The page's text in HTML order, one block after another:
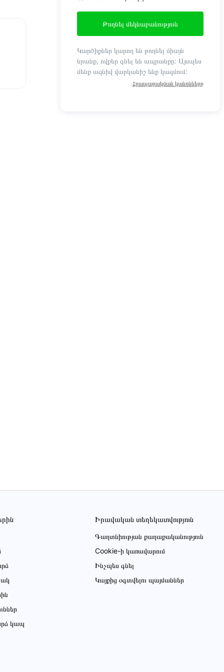
Թողնել մեկնաբանություն
Կարծիքներ կարող են թողնել միայն
նրանք, ովքեր գնել են ապրանքը: Այսպես
մենք ազնիվ վարկանիշ ենք կազմում:
Հրապարակման կանոնները
կապ
Իրավական տեղեկատվություն
Գաղտնիության քաղաքականություն
Cookie-ի կառավարում
Ինչպես գնել
Կայքից օգտվելու պայմաններ